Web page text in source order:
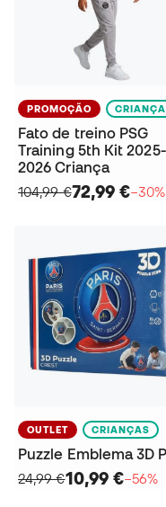
PROMOÇÃO
Fato de treino PSG
Training 5th Kit 2025-
2026 Criança
104,99 €72,99 €−30%
OUTLET CRIANÇAS
Puzzle Emblema 3D
24,99 €10,99 €−56%